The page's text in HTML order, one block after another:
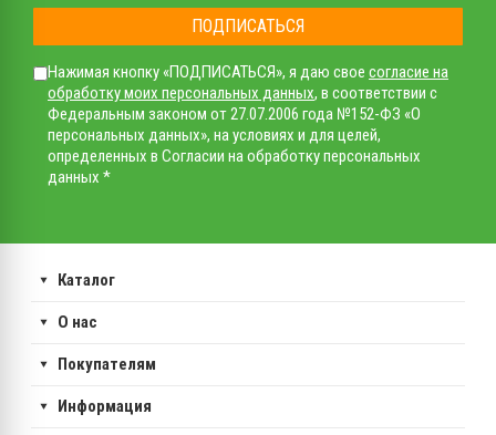
ПОДПИСАТЬСЯ
Нажимая кнопку «ПОДПИСАТЬСЯ», я даю свое согласие на
обработку моих персональных данных, в соответствии с
Федеральным законом от 27.07.2006 года №152-ФЗ «О
персональных данных», на условиях и для целей,
определенных в Согласии на обработку персональных
данных *
Каталог
О нас
Покупателям
Информация